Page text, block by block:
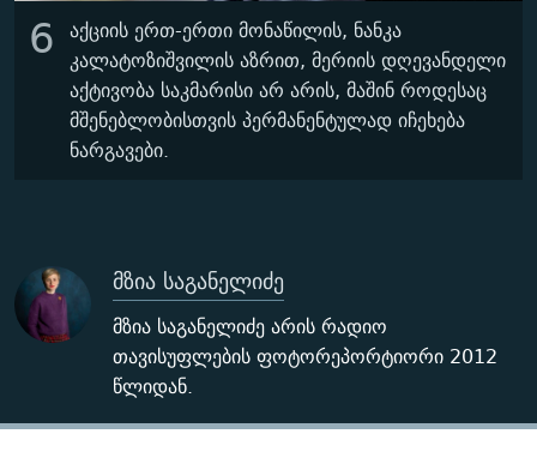
6 აქციის ერთ-ერთი მონაწილის, ნანკა
კალატოზიშვილისაზრით, მერიის დღევანდელი
აქტივობა საკმარისი არ არის, მაშინ როდესაც
მშენებლობისთვის პერმანენტულად იჩეხება
ნარგავები.
მზია საგანელიძე
მზია საგანელიძე არის რადიო
თავისუფლების ფოტორეპორტიორი 2012
წლიდან.